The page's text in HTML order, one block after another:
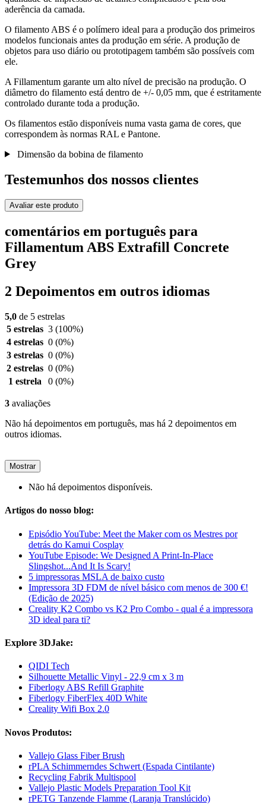
aderência da camada.
O filamento ABS é o polímero ideal para a produção dos primeiros
modelos funcionais antes da produção em série. A produção de
objetos para uso diário ou prototipagem também são possíveis com
ele.
A Fillamentum garante um alto nível de precisão na produção. O
diâmetro do filamento está dentro de +/- 0,05 mm, que é estritamente
controlado durante toda a produção.
Os filamentos estão disponíveis numa vasta gama de cores, que
correspondem às normas RAL e Pantone.
Dimensão da bobina de filamento
Testemunhos dos nossos clientes
Avaliar este produto
comentários em português para
Fillamentum ABS Extrafill Concrete
Grey
2 Depoimentos em outros idiomas
5,0 de 5 estrelas
5 estrelas 3 (100%)
4 estrelas 0 (0%)
3 estrelas 0 (0%)
2 estrelas 0 (0%)
1 estrela
0 (0%)
3 avaliações
Não há depoimentos em português, mas há 2 depoimentos em
outros idiomas.
Mostrar
Não há depoimentos disponíveis.
Artigos do nosso blog:
Episódio YouTube: Meet the Maker com os Mestres por
detrás do Kamui Cosplay
YouTube Episode: We Designed A Print-In-Place
Slingshot...And It Is Scary!
5 impressoras MSLA de baixo custo
Impressora 3D FDM de nível básico com menos de 300 €!
(Edição de 2025)
Creality K2 Combo vs K2 Pro Combo - qual é a impressora
3D ideal para ti?
Explore 3DJake:
QIDI Tech
Silhouette Metallic Vinyl - 22,9 cm x 3 m
Fiberlogy ABS Refill Graphite
Fiberlogy FiberFlex 40D White
Creality Wifi Box 2.0
Novos Produtos:
Vallejo Glass Fiber Brush
rPLA Schimmerndes Schwert (Espada Cintilante)
Recycling Fabrik Multispool
Vallejo Plastic Models Preparation Tool Kit
rPETG Tanzende Flamme (Laranja Translúcido)